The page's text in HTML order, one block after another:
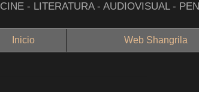
CINE - LITERATURA - AUDIOVISUAL -
Inicio Web Shangrila